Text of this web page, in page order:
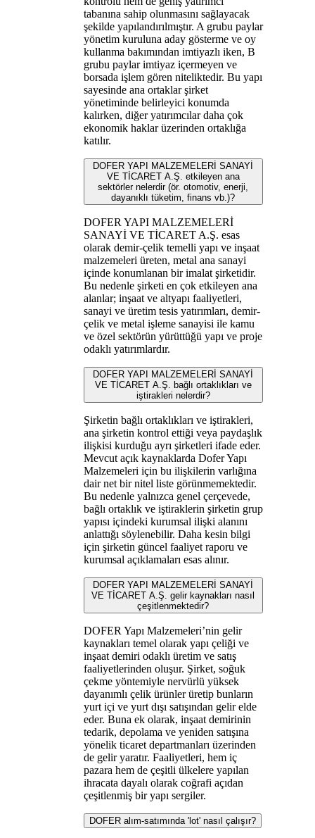
tabanına sahip olunmasını sağlayacak
şekilde yapılandırılmıştır. A grubu paylar
yönetim kuruluna aday gösterme ve oy
kullanma bakımından imtiyazlı iken, B
grubu paylar imtiyaz içermeyen ve
borsada işlem gören niteliktedir. Bu yapı
sayesinde ana ortaklar şirket
yönetiminde belirleyici konumda
kalırken, diğer yatırımcılar daha çok
ekonomik haklar üzerinden ortaklığa
katılır.
DOFER YAPI MALZEMELERİ SANAYİ
VE TİCARET A.Ş. etkileyen ana
sektörler nelerdir (ör. otomotiv, enerji,
dayanıklı tüketim, finans vb.)?
DOFER YAPI MALZEMELERİ
SANAYİ VE TİCARET A.Ş. esas
olarak demir-çelik temelli yapı ve inşaat
malzemeleri üreten, metal ana sanayi
içinde konumlanan bir imalat şirketidir.
Bu nedenle şirketi en çok etkileyen ana
alanlar; inşaat ve altyapı faaliyetleri,
sanayi ve üretim tesis yatırımları, demir-
çelik ve metal işleme sanayisi ile kamu
ve özel sektörün yürüttüğü yapı ve proje
odaklı yatırımlardır.
DOFER YAPI MALZEMELERİ SANAYİ
VE TİCARET A.Ş. bağlı ortaklıkları ve
iştirakleri nelerdir?
Şirketin bağlı ortaklıkları ve iştirakleri,
ana şirketin kontrol ettiği veya paydaşlık
ilişkisi kurduğu ayrı şirketleri ifade eder.
Mevcut açık kaynaklarda Dofer Yapı
Malzemeleri için bu ilişkilerin varlığına
dair net bir nitel liste görünmemektedir.
Bu nedenle yalnızca genel çerçevede,
bağlı ortaklık ve iştiraklerin şirketin grup
yapısı içindeki kurumsal ilişki alanını
anlattığı söylenebilir. Daha kesin bilgi
için şirketin güncel faaliyet raporu ve
kurumsal açıklamaları esas alınır.
DOFER YAPI MALZEMELERİ SANAYİ
VE TİCARET A.Ş. gelir kaynakları nasıl
çeşitlenmektedir?
DOFER Yapı Malzemeleri’nin gelir
kaynakları temel olarak yapı çeliği ve
inşaat demiri odaklı üretim ve satış
faaliyetlerinden oluşur. Şirket, soğuk
çekme yöntemiyle nervürlü yüksek
dayanımlı çelik ürünler üretip bunların
yurt içi ve yurt dışı satışından gelir elde
eder. Buna ek olarak, inşaat demirinin
tedarik, depolama ve yeniden satışına
yönelik ticaret departmanları üzerinden
de gelir yaratır. Faaliyetleri, hem iç
pazara hem de çeşitli ülkelere yapılan
ihracata dayalı olarak coğrafi açıdan
çeşitlenmiş bir yapı sergiler.
DOFER alım-satımında 'lot' nasıl çalışır?